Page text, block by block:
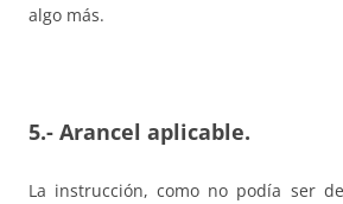
algo más.
5.- Arancel aplicable.
La instrucción, como no podía ser